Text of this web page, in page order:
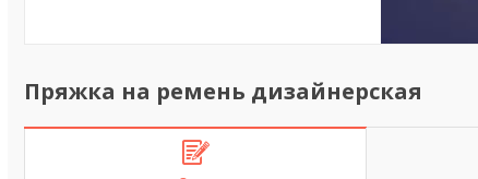
Пряжка на ремень дизайнерская